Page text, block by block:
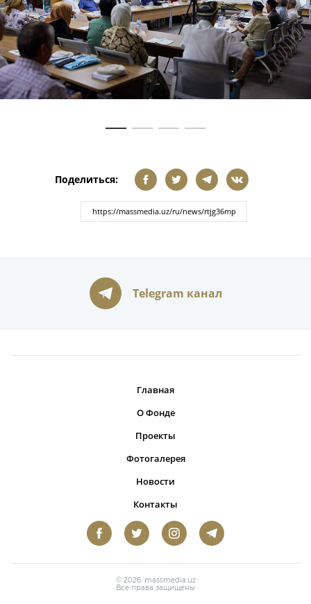
Поделиться:
Telegram канал
Главная
О Фонде
Проекты
Фотогалерея
Новости
Контакты
© 2026. massmedia.uz
Все права защищены